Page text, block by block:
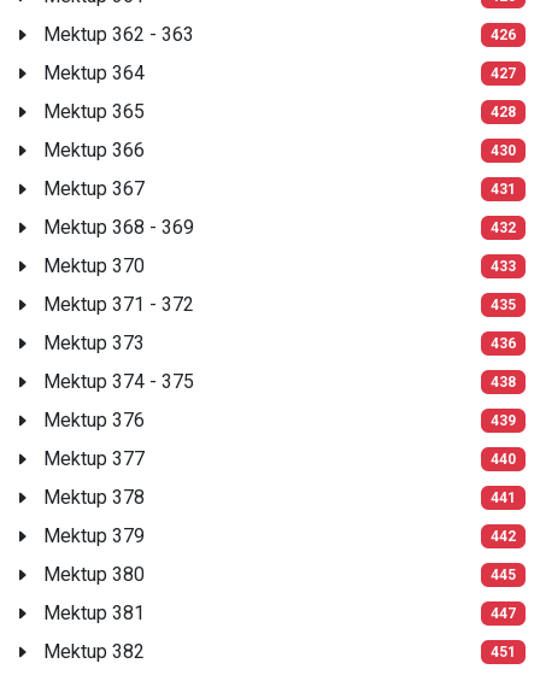
Mektup 362 - 363 426
Mektup 364 427
Mektup 365 428
Mektup 366 430
Mektup 367 431
Mektup 368 - 369 432
Mektup 370 433
Mektup 371 - 372 435
Mektup 373 436
Mektup 374 - 375 438
Mektup 376 439
Mektup 377 440
Mektup 378 441
Mektup 379 442
Mektup 380 445
Mektup 381 447
Mektup 382 451